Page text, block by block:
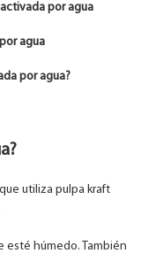
por agua
agua
por agua?
utiliza pulpa kraft
esté húmedo. También